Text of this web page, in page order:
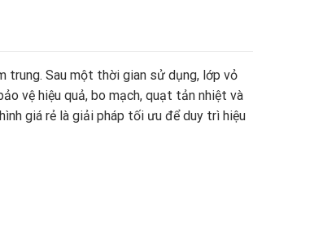
trung. Sau một thời gian sử dụng, lớp vỏ
vệ hiệu quả, bo mạch, quạt tản nhiệt và
giá rẻ là giải pháp tối ưu để duy trì hiệu